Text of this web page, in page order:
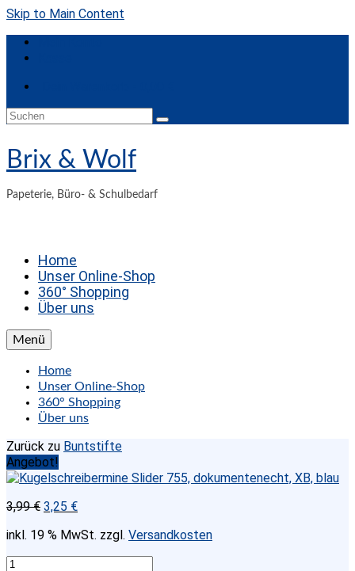
Skip to Main Content
Suche
Brix & Wolf
Papeterie, Büro- & Schulbedarf
Home
Unser Online-Shop
360° Shopping
Über uns
Menü
Home
Unser Online-Shop
360° Shopping
Über uns
Zurück zu Buntstifte
Angebot!
3,99€ Ursprünglicher
war:
3,99 €
3,25 €Aktueller
ist:
3,25 €.
inkl. 19 % MwSt. zzgl. Versandkosten
Anzahl